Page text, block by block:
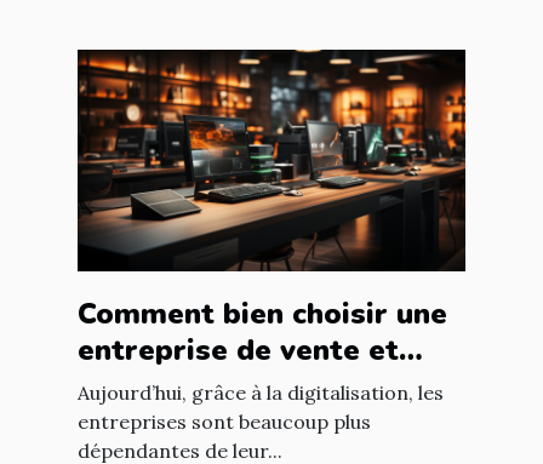
Comment bien choisir une
entreprise de vente et
d'installation de parc
informatique ?
Aujourd’hui, grâce à la digitalisation, les
entreprises sont beaucoup plus
dépendantes de leur...